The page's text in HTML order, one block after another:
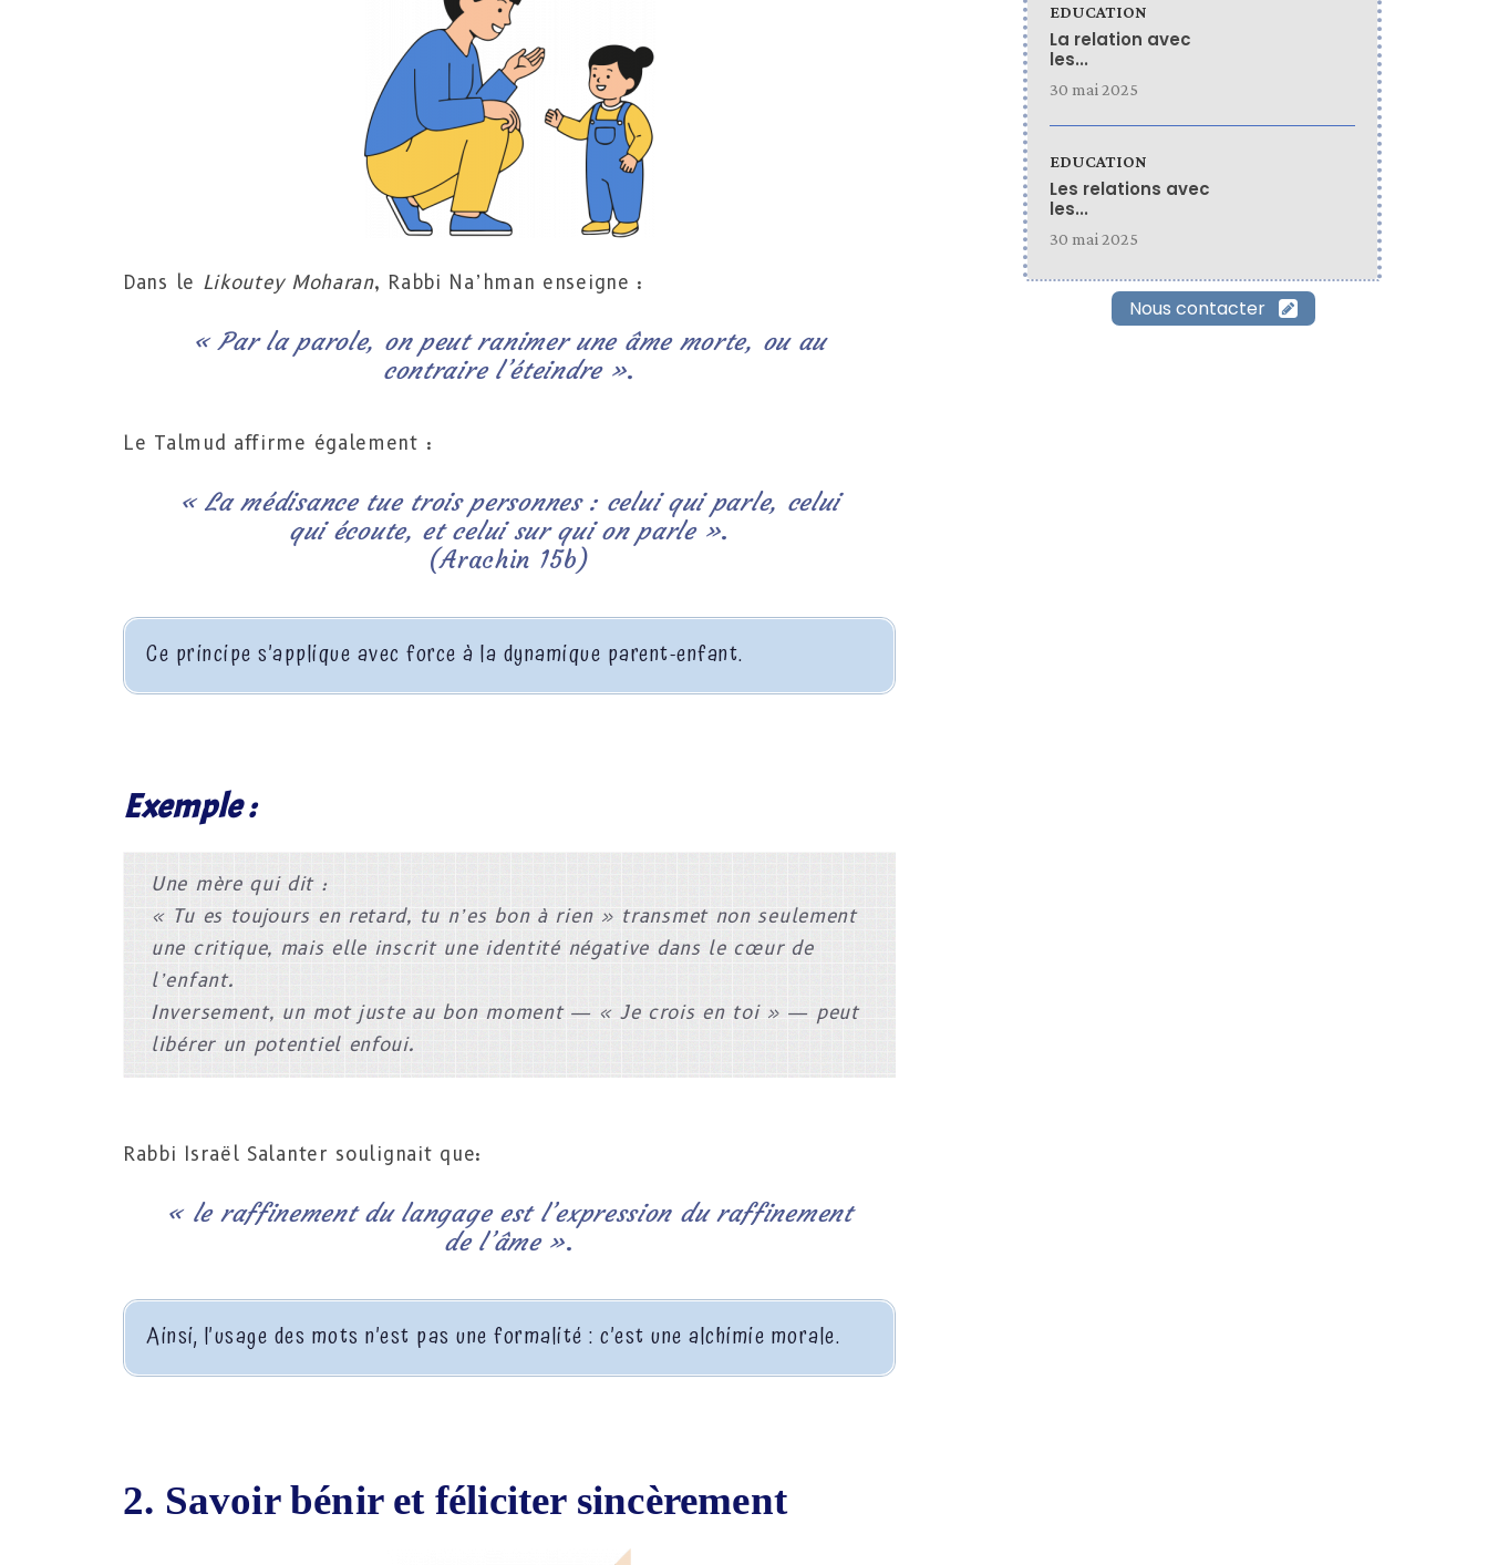
Dans le Likoutey Moharan, Rabbi Na’hman enseigne :
« Par la parole, on peut ranimer une âme morte, ou au
contraire l’éteindre ».
Le Talmud affirme également :
« La médisance tue trois personnes : celui qui parle, celui
qui écoute, et celui sur qui on parle ».
(Arachin 15b)
Ce principe s’applique avec force à la dynamique parent-enfant.
Exemple :
Une mère qui dit :
« Tu es toujours en retard, tu n’es bon à rien » transmet non seulement
une critique, mais elle inscrit une identité négative dans le cœur de
l’enfant.
Inversement, un mot juste au bon moment — « Je crois en toi » — peut
libérer un potentiel enfoui.
Rabbi Israël Salanter soulignait que:
« le raffinement du langage est l’expression du raffinement
de l’âme ».
Ainsi, l’usage des mots n’est pas une formalité : c’est une alchimie morale.
2. Savoir bénir et féliciter sincèrement
EDUCATION
La relation avec
les...
30 mai 2025
EDUCATION
Les relations avec
les...
30 mai 2025
Nous contacter